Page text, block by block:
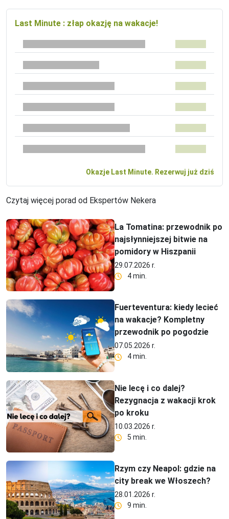
Last Minute : złap okazję na wakacje!
Okazje Last Minute. Rezerwuj już dziś
Czytaj więcej porad od Ekspertów Nekera
La Tomatina: przewodnik po
najsłynniejszej bitwie na
pomidory w Hiszpanii
29.07.2026 r.
4 min.
Fuerteventura: kiedy lecieć
na wakacje? Kompletny
przewodnik po pogodzie
07.05.2026 r.
4 min.
Nie lecę i co dalej?
Rezygnacja z wakacji krok
po kroku
10.03.2026 r.
5 min.
Rzym czy Neapol: gdzie na
city break we Włoszech?
28.01.2026 r.
9 min.